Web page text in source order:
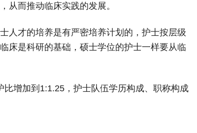
从而推动临床实践的发展。
人才的培养是有严密培养计划的，护士按层级
床是科研的基础，硕士学位的护士一样要从临
增加到1:1.25，护士队伍学历构成、职称构成